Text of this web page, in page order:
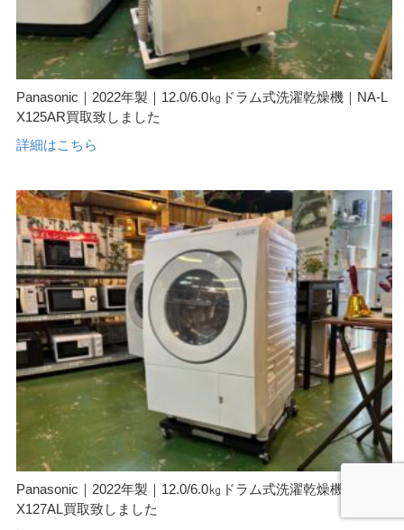
Panasonic｜2022年製｜12.0/6.0㎏ドラム式洗濯乾燥機｜NA-L
X125AR買取致しました
詳細はこちら
Panasonic｜2022年製｜12.0/6.0㎏ドラム式洗濯乾燥機｜NA-L
X127AL買取致しました